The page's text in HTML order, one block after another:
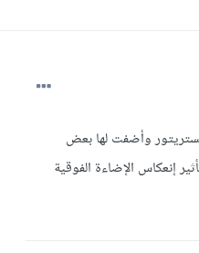
وأضفت لها بعض
إنعكاس الإضاءة الفوقية